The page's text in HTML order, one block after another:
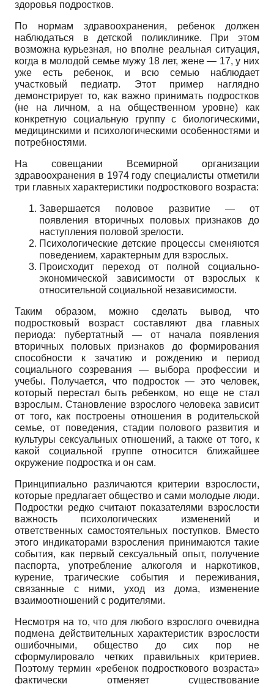
здоровья подростков.
По нормам здравоохранения, ребенок должен
наблюдаться в детской поликлинике. При этом
возможна курьезная, но вполне реальная ситуация,
когда в молодой семье мужу 18 лет, жене — 17, у них
уже есть ребенок, и всю семью наблюдает
участковый педиатр. Этот пример наглядно
демонстрирует то, как важно принимать подростков
(не на личном, а на общественном уровне) как
конкретную социальную группу с биологическими,
медицинскими и психологическими особенностями и
потребностями.
На совещании Всемирной организации
здравоохранения в 1974 году специалисты отметили
три главных характеристики подросткового возраста:
Завершается половое развитие — от
появления вторичных половых признаков до
наступления половой зрелости.
Психологические детские процессы сменяются
поведением, характерным для взрослых.
Происходит переход от полной социально-
экономической зависимости от взрослых к
относительной социальной независимости.
Таким образом, можно сделать вывод, что
подростковый возраст составляют два главных
периода: пубертатный — от начала появления
вторичных половых признаков до формирования
способности к зачатию и рождению и период
социального созревания — выбора профессии и
учебы. Получается, что подросток — это человек,
который перестал быть ребенком, но еще не стал
взрослым. Становление взрослого человека зависит
от того, как построены отношения в родительской
семье, от поведения, стадии полового развития и
культуры сексуальных отношений, а также от того, к
какой социальной группе относится ближайшее
окружение подростка и он сам.
Принципиально различаются критерии взрослости,
которые предлагает общество и сами молодые люди.
Подростки редко считают показателями взрослости
важность психологических изменений и
ответственных самостоятельных поступков. Вместо
этого индикаторами взросления принимаются такие
события, как первый сексуальный опыт, получение
паспорта, употребление алкоголя и наркотиков,
курение, трагические события и переживания,
связанные с ними, уход из дома, изменение
взаимоотношений с родителями.
Несмотря на то, что для любого взрослого очевидна
подмена действительных характеристик взрослости
ошибочными, общество до сих пор не
сформулировало четких правильных критериев.
Поэтому термин «ребенок подросткового возраста»
фактически отменяет существование